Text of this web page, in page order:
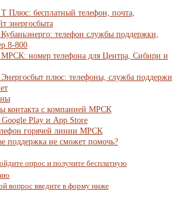
Плюс: бесплатный телефон, почта,
энергосбыта
телефон службы поддержки,
8-800
МРСК: номер телефона для Центра, Сибири и
Энергосбыт плюс: телефоны, служба поддержи
контакта с компанией МРСК
Play и App Store
горячей линии МРСК
поддержка не сможет помочь?
опрос и получите бесплатную
вопрос введите в форму ниже